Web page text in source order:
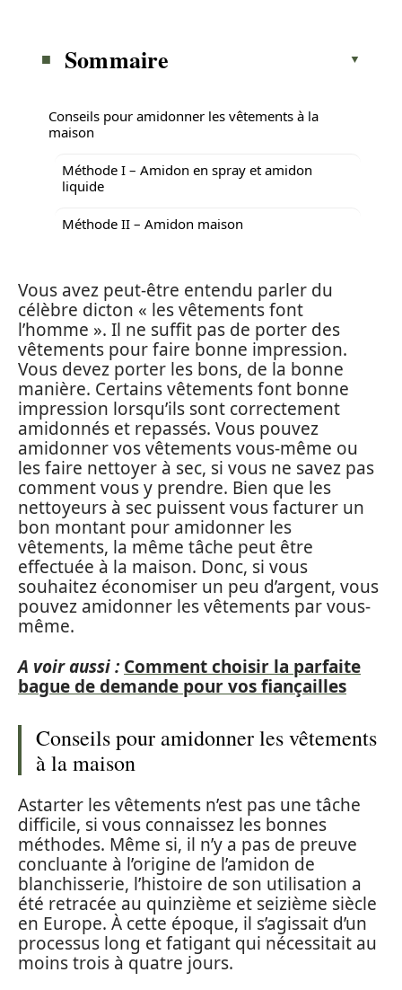
Sommaire
Conseils pour amidonner les vêtements à la
maison
Méthode I – Amidon en spray et amidon
liquide
Méthode II – Amidon maison
Vous avez peut-être entendu parler du
célèbre dicton « les vêtements font
l’homme ». Il ne suffit pas de porter des
vêtements pour faire bonne impression.
Vous devez porter les bons, de la bonne
manière. Certains vêtements font bonne
impression lorsqu’ils sont correctement
amidonnés et repassés. Vous pouvez
amidonner vos vêtements vous-même ou
les faire nettoyer à sec, si vous ne savez pas
comment vous y prendre. Bien que les
nettoyeurs à sec puissent vous facturer un
bon montant pour amidonner les
vêtements, la même tâche peut être
effectuée à la maison. Donc, si vous
souhaitez économiser un peu d’argent, vous
pouvez amidonner les vêtements par vous-
même.
A voir aussi : Comment choisir la parfaite
bague de demande pour vos fiançailles
Conseils pour amidonner les vêtements
à la maison
Astarter les vêtements n’est pas une tâche
difficile, si vous connaissez les bonnes
méthodes. Même si, il n’y a pas de preuve
concluante à l’origine de l’amidon de
blanchisserie, l’histoire de son utilisation a
été retracée au quinzième et seizième siècle
en Europe. À cette époque, il s’agissait d’un
processus long et fatigant qui nécessitait au
moins trois à quatre jours.